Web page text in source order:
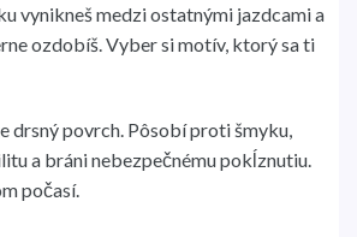
vynikneš medzi ostatnými jazdcami a
ozdobíš. Vyber si motív, ktorý sa ti
drsný povrch. Pôsobí proti šmyku,
a bráni nebezpečnému pokĺznutiu.
počasí.